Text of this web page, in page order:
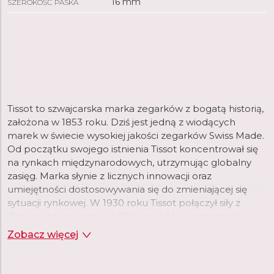
SZEROKOŚĆ PASKA
Tissot to szwajcarska marka zegarków z bogatą historią,
założona w 1853 roku. Dziś jest jedną z wiodących
marek w świecie wysokiej jakości zegarków Swiss Made.
Od początku swojego istnienia Tissot koncentrował się
na rynkach międzynarodowych, utrzymując globalny
zasięg. Marka słynie z licznych innowacji oraz
umiejętności dostosowywania się do zmieniającej się
sytuacji rynkowej. W 1930 roku Tissot połączył siły z
do powstania Swatch Group.
Zobacz więcej